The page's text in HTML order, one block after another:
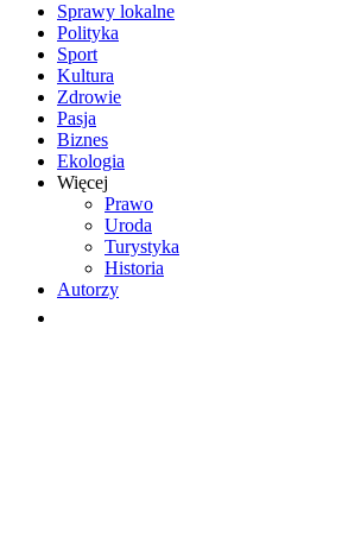
Sprawy lokalne
Polityka
Sport
Kultura
Zdrowie
Pasja
Biznes
Ekologia
Więcej
Prawo
Uroda
Turystyka
Historia
Autorzy